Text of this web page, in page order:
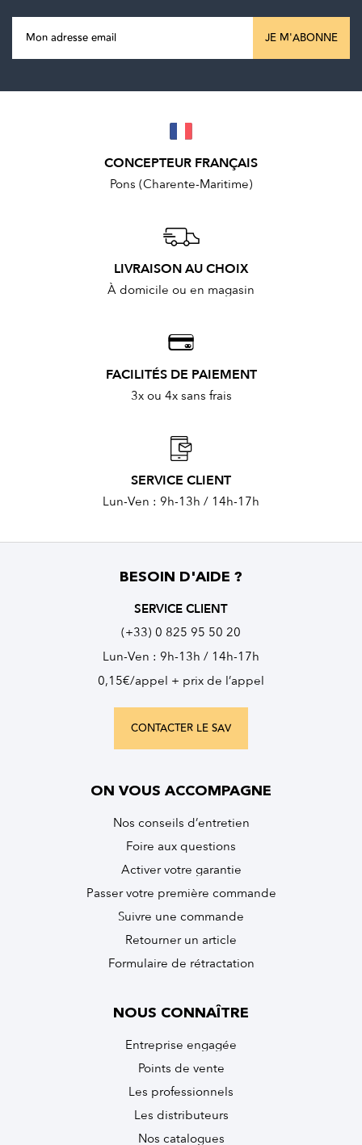
JE M'ABONNE
CONCEPTEUR FRANÇAIS
Pons (Charente-Maritime)
LIVRAISON AU CHOIX
À domicile ou en magasin
FACILITÉS DE PAIEMENT
3x ou 4x sans frais
SERVICE CLIENT
Lun-Ven : 9h-13h / 14h-17h
BESOIN D'AIDE ?
SERVICE CLIENT
(+33) 0 825 95 50 20
Lun-Ven : 9h-13h / 14h-17h
0,15€/appel + prix de l’appel
CONTACTER LE SAV
ON VOUS ACCOMPAGNE
Nos conseils d’entretien
Foire aux questions
Activer votre garantie
Passer votre première commande
Suivre une commande
Retourner un article
Formulaire de rétractation
NOUS CONNAÎTRE
Entreprise engagée
Points de vente
Les professionnels
Les distributeurs
Nos catalogues